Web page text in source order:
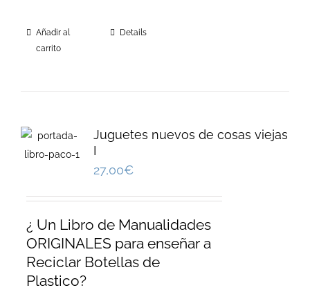
Añadir al
carrito
Details
Juguetes nuevos de cosas viejas
I
27,00€
¿ Un Libro de Manualidades
ORIGINALES para enseñar a
Reciclar Botellas de
Plastico?